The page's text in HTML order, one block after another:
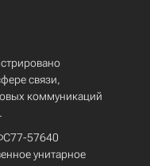
связи,
коммуникаций
57640
унитарное